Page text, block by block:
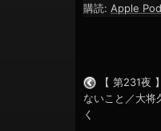
RSS FEED
LINK
購読: Apple
【 第231夜
ないこと／大将
く